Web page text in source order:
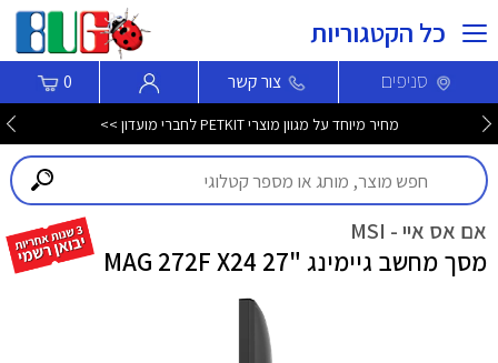
כל הקטגוריות
סניפים צור קשר 0
מחיר מיוחד על מגוון מוצרי PETKIT לחברי מועדון >>
אם אס איי - MSI
מסך מחשב גיימינג "27 MAG 272F X24